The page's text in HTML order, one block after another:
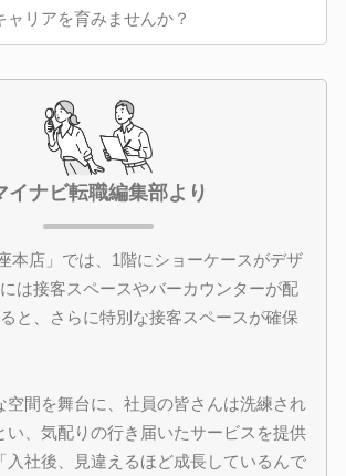
ャリアを育みませんか？
イナビ転職編集部より
本店」では、1階にショーケースがデザ
は接客スペースやバーカウンターが配
と、さらに特別な接客スペースが確保
空間を舞台に、社員の皆さんは洗練され
い、気配りの行き届いたサービスを提供
入社後、見違えるほど成長しているんで